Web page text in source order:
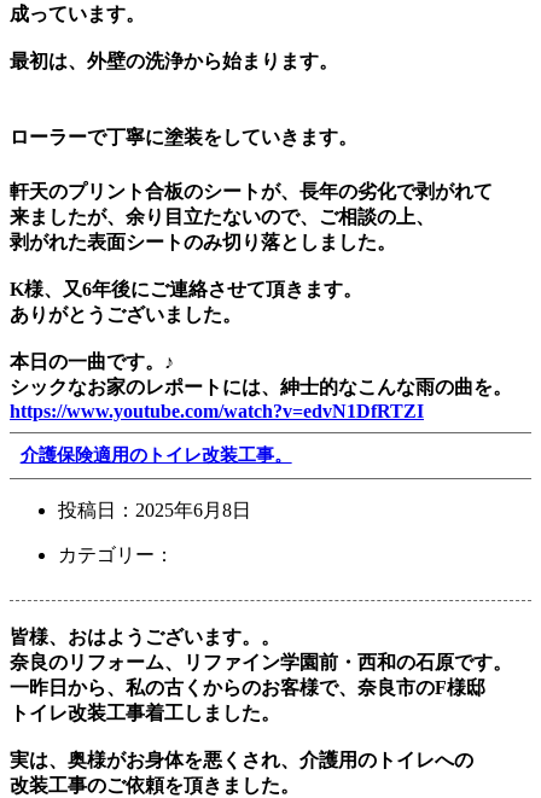
成っています。
最初は、外壁の洗浄から始まります。
ローラーで丁寧に塗装をしていきます。
軒天のプリント合板のシートが、長年の劣化で剥がれて
来ましたが、余り目立たないので、ご相談の上、
剥がれた表面シートのみ切り落としました。
K様、又6年後にご連絡させて頂きます。
ありがとうございました。
本日の一曲です。♪
シックなお家のレポートには、紳士的なこんな雨の曲を。
https://www.youtube.com/watch?v=edvN1DfRTZI
介護保険適用のトイレ改装工事。
投稿日： 2025年6月8日
カテゴリー：
皆様、おはようございます。。
奈良のリフォーム、リファイン学園前・西和の石原です。
一昨日から、私の古くからのお客様で、奈良市のF様邸
トイレ改装工事着工しました。
実は、奥様がお身体を悪くされ、介護用のトイレへの
改装工事のご依頼を頂きました。